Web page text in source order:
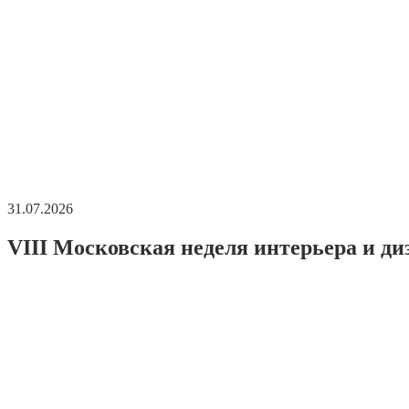
31.07.2026
VIII Московская неделя интерьера и